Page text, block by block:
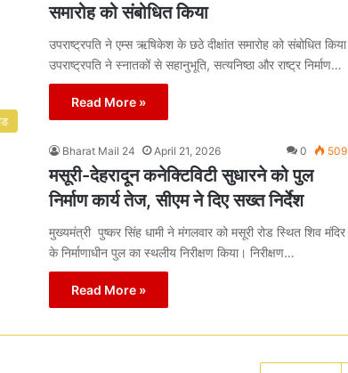
समारोह को संबोधित किया
उपराष्ट्रपति ने एम्स ऋषिकेश के छठे दीक्षांत समारोह को संबोधित किया
उपराष्ट्रपति ने स्नातकों से सहानुभूति, सत्यनिष्ठा और राष्ट्र निर्माण…
Read More »
Bharat Mail 24 April 21, 2026 0 509
मसूरी-देहरादून कनेक्टिविटी सुधारने को पुल
निर्माण कार्य तेज, सीएम ने दिए सख्त निर्देश
मुख्यमंत्री पुष्कर सिंह धामी ने मंगलवार को मसूरी रोड स्थित शिव मंदिर
के निर्माणाधीन पुल का स्थलीय निरीक्षण किया। निरीक्षण…
Read More »